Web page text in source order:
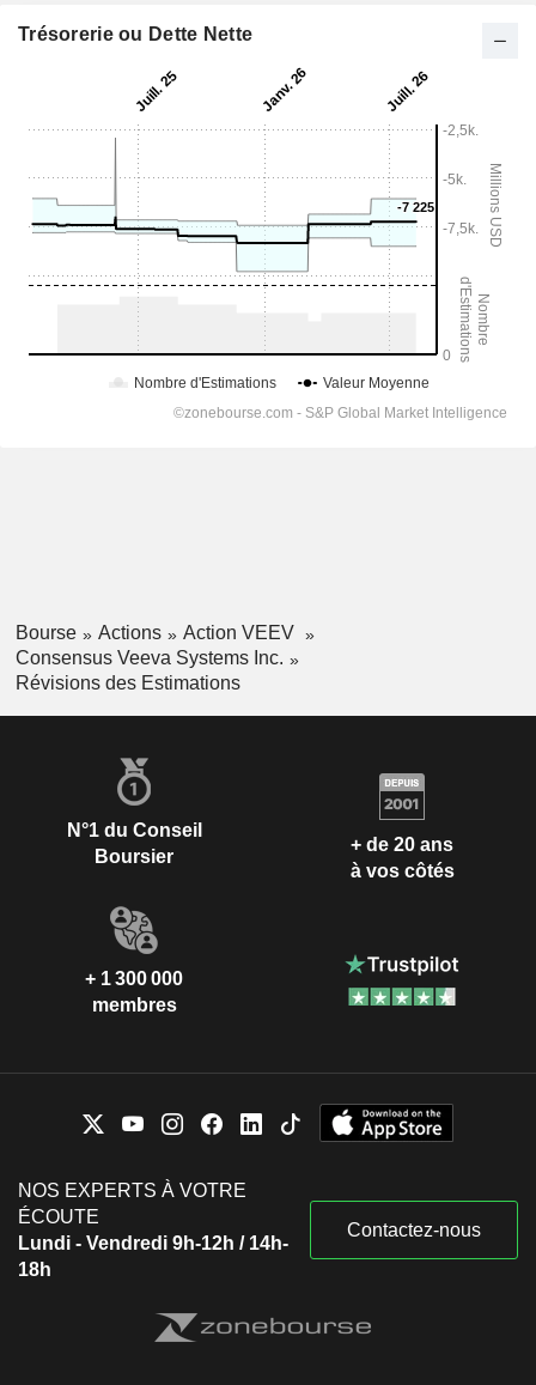
Trésorerie ou Dette Nette
Bourse Actions
Action VEEV
Consensus Veeva Systems Inc.
Révisions des Estimations
N°1 du Conseil
Boursier
+ de 20 ans
à vos côtés
+ 1 300 000
membres
NOS EXPERTS À VOTRE
ÉCOUTE
Lundi - Vendredi 9h-12h / 14h-
18h
Contactez-nous